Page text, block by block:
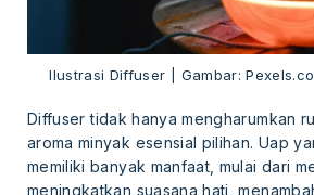
Ilustrasi Diffuser | Gambar:
Diffuser tidak hanya mengharumkan
aroma minyak esensial pilihan. Uap
memiliki banyak manfaat, mulai dari
meningkatkan suasana hati,